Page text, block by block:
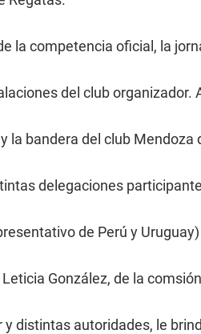
la competencia oficial, la
del club
la bandera del club
delegaciones
de Perú y
González, de la
y distintas autoridades, le